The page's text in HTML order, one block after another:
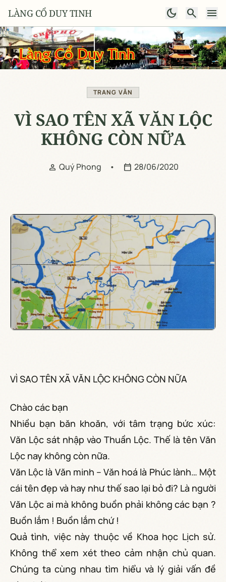
LÀNG CỔ DUY TINH dark_mode search menu
TRANG VĂN
VÌ SAO TÊN XÃ VĂN LỘC
KHÔNG CÒN NỮA
person Quý Phong • calendar_today 28/06/2020
VÌ SAO TÊN XÃ VĂN LỘC KHÔNG CÒN NỮA
Chào các bạn
Nhiều bạn băn khoăn, với tâm trạng bức xúc:
Văn Lộc sát nhập vào Thuần Lộc. Thế là tên Văn
Lộc nay không còn nữa.
Văn Lộc là Văn minh – Văn hoá là Phúc lành… Một
cái tên đẹp và hay như thế sao lại bỏ đi? Là người
Văn Lộc ai mà không buồn phải không các bạn ?
Buồn lắm ! Buồn lắm chứ !
Quả tình, việc này thuộc về Khoa học Lịch sử.
Không thể xem xét theo cảm nhận chủ quan.
Chúng ta cùng nhau tìm hiểu và lý giải vấn đề